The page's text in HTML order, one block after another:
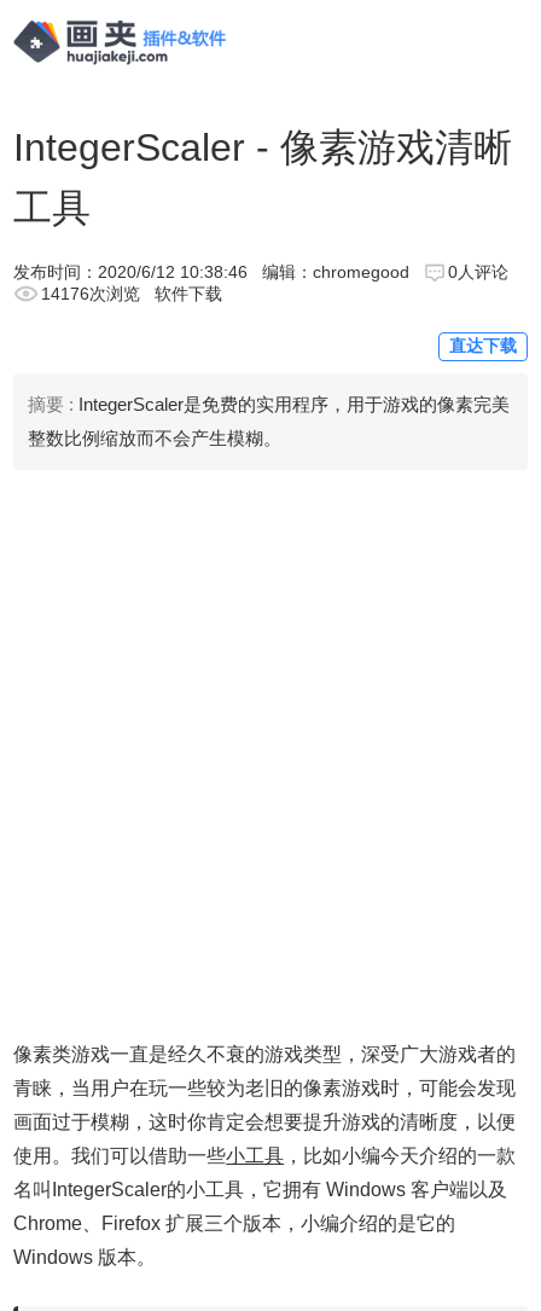
IntegerScaler - 像素游戏清晰
工具
发布时间： 2020/6/12 10:38:46 编辑：chromegood
0人评论
14176次浏览
软件下载
直达下载
摘要 : IntegerScaler是免费的实用程序，用于游戏的像素完美
整数比例缩放而不会产生模糊。
像素类游戏一直是经久不衰的游戏类型，深受广大游戏者的
青睐，当用户在玩一些较为老旧的像素游戏时，可能会发现
画面过于模糊，这时你肯定会想要提升游戏的清晰度，以便
使用。我们可以借助一些小工具 ，比如小编今天介绍的一款
名叫IntegerScaler的小工具，它拥有 Windows 客户端以及
Chrome、Firefox 扩展三个版本，小编介绍的是它的
Windows 版本。